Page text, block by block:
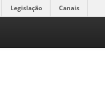
Legislação Canais